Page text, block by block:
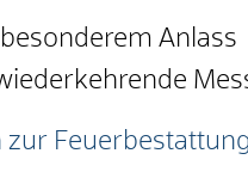
Anlass